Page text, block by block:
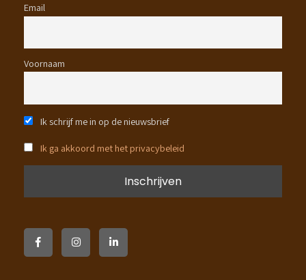
Email
Voornaam
Ik schrijf me in op de nieuwsbrief
Ik ga akkoord met het privacybeleid